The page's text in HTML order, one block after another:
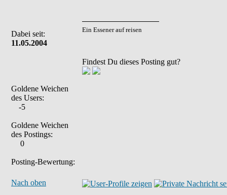
Dabei seit:
11.05.2004
Goldene Weichen
des Users:
-5
Goldene Weichen
des Postings:
0
Posting-Bewertung:
Ein Essener auf reisen
Findest Du dieses Posting gut?
Nach oben